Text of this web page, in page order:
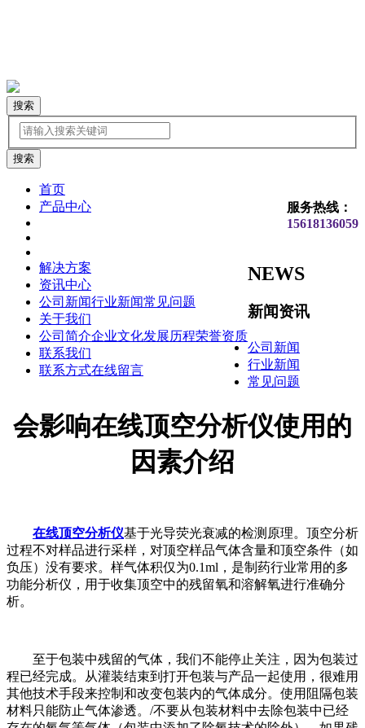
搜索
服务热线：
15618136059
首页
产品中心
解决方案
资讯中心
公司新闻行业新闻常见问题
关于我们
公司简介企业文化发展历程荣誉资质
联系我们
联系方式在线留言
NEWS
新闻资讯
公司新闻
行业新闻
常见问题
会影响在线顶空分析仪使用的
因素介绍
在线顶空分析仪基于光导荧光衰减的检测原理。顶空分析
过程不对样品进行采样，对顶空样品气体含量和顶空条件（如
负压）没有要求。样气体积仅为0.1ml，是制药行业常用的多
功能分析仪，用于收集顶空中的残留氧和溶解氧进行准确分
析。
至于包装中残留的气体，我们不能停止关注，因为包装过
程已经完成。从灌装结束到打开包装与产品一起使用，很难用
其他技术手段来控制和改变包装内的气体成分。使用阻隔包装
材料只能防止气体渗透。/不要从包装材料中去除包装中已经